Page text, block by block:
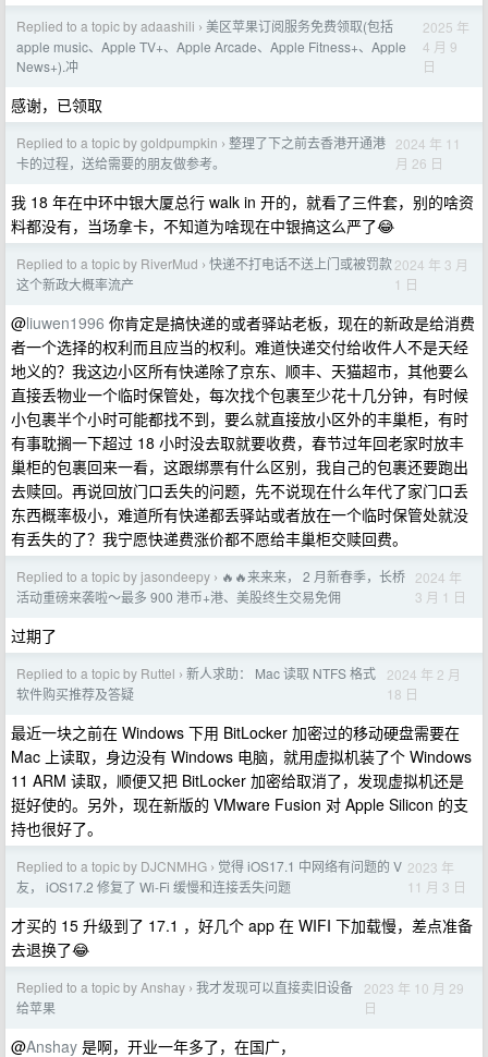
Replied to a topic by adaashili › 美区苹果订阅服务免费领取(包括
apple music、Apple TV+、Apple Arcade、Apple Fitness+、Apple
News+).冲
2025 年
4 月 9
日
感谢，已领取
Replied to a topic by goldpumpkin › 整理了下之前去香港开通港
卡的过程，送给需要的朋友做参考。
2024 年 11
月 26 日
我 18 年在中环中银大厦总行 walk in 开的，就看了三件套，别的啥资
料都没有，当场拿卡，不知道为啥现在中银搞这么严了😂
Replied to a topic by RiverMud › 快递不打电话不送上门或被罚款
这个新政大概率流产
2024 年 3 月
1 日
@liuwen1996 你肯定是搞快递的或者驿站老板，现在的新政是给消费
者一个选择的权利而且应当的权利。难道快递交付给收件人不是天经
地义的？我这边小区所有快递除了京东、顺丰、天猫超市，其他要么
直接丢物业一个临时保管处，每次找个包裹至少花十几分钟，有时候
小包裹半个小时可能都找不到，要么就直接放小区外的丰巢柜，有时
有事耽搁一下超过 18 小时没去取就要收费，春节过年回老家时放丰
巢柜的包裹回来一看，这跟绑票有什么区别，我自己的包裹还要跑出
去赎回。再说回放门口丢失的问题，先不说现在什么年代了家门口丢
东西概率极小，难道所有快递都丢驿站或者放在一个临时保管处就没
有丢失的了？我宁愿快递费涨价都不愿给丰巢柜交赎回费。
Replied to a topic by jasondeepy › 🔥🔥来来来， 2 月新春季，长桥
活动重磅来袭啦～最多 900 港币+港、美股终生交易免佣
2024 年
3 月 1 日
过期了
Replied to a topic by Ruttel › 新人求助： Mac 读取 NTFS 格式
软件购买推荐及答疑
2024 年 2 月
18 日
最近一块之前在 Windows 下用 BitLocker 加密过的移动硬盘需要在
Mac 上读取，身边没有 Windows 电脑，就用虚拟机装了个 Windows
11 ARM 读取，顺便又把 BitLocker 加密给取消了，发现虚拟机还是
挺好使的。另外，现在新版的 VMware Fusion 对 Apple Silicon 的支
持也很好了。
Replied to a topic by DJCNMHG › 觉得 iOS17.1 中网络有问题的 V
友， iOS17.2 修复了 Wi-Fi 缓慢和连接丢失问题
2023 年
11 月 3 日
才买的 15 升级到了 17.1 ，好几个 app 在 WIFI 下加载慢，差点准备
去退换了😂
Replied to a topic by Anshay › 我才发现可以直接卖旧设备
给苹果
2023 年 10 月 29
日
@Anshay 是啊，开业一年多了，在国广，